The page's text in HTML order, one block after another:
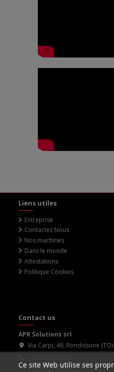
Liens utiles
Entreprise
Contactez Nous
Nos machines
Dans le monde
Attestations
Politique Cookies
Contact us
APR Solutions srl
Via Carpi, 49, Rondissone
Ce site Web utilise ses